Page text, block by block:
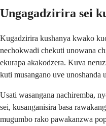
Ungagadzirira sei
Kugadzirira kushanya kwako
nechokwadi chekuti unowana
ekurapa akakodzera. Kuva
kuti musangano uve unoshanda
Usati wasangana nachiremba,
sei, kusanganisira basa
mugumbo rako pawakanzwa